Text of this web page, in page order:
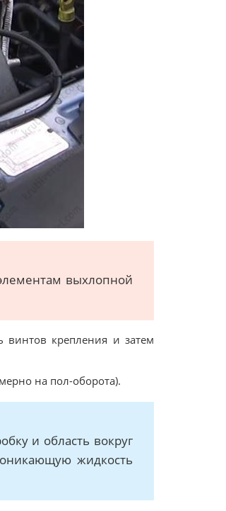
выхлопной
винтов крепления и затем
на пол-оборота).
и область вокруг
жидкость